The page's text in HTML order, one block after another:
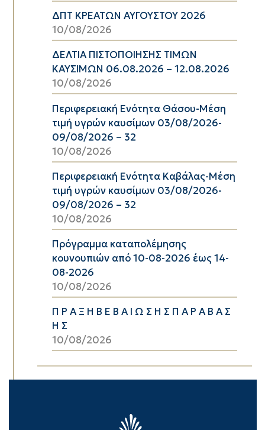
ΔΠΤ ΚΡΕΑΤΩΝ ΑΥΓΟΥΣΤΟΥ 2026
10/08/2026
ΔΕΛΤΙΑ ΠΙΣΤΟΠΟΙΗΣΗΣ ΤΙΜΩΝ
ΚΑΥΣΙΜΩΝ 06.08.2026 – 12.08.2026
10/08/2026
Περιφερειακή Ενότητα Θάσου-Μέση
τιμή υγρών καυσίμων 03/08/2026-
09/08/2026 – 32
10/08/2026
Περιφερειακή Ενότητα Καβάλας-Μέση
τιμή υγρών καυσίμων 03/08/2026-
09/08/2026 – 32
10/08/2026
Πρόγραμμα καταπολέμησης
κουνουπιών από 10-08-2026 έως 14-
08-2026
10/08/2026
Π Ρ Α Ξ Η Β Ε Β Α Ι Ω Σ Η Σ Π Α Ρ Α Β Α Σ
Η Σ
10/08/2026